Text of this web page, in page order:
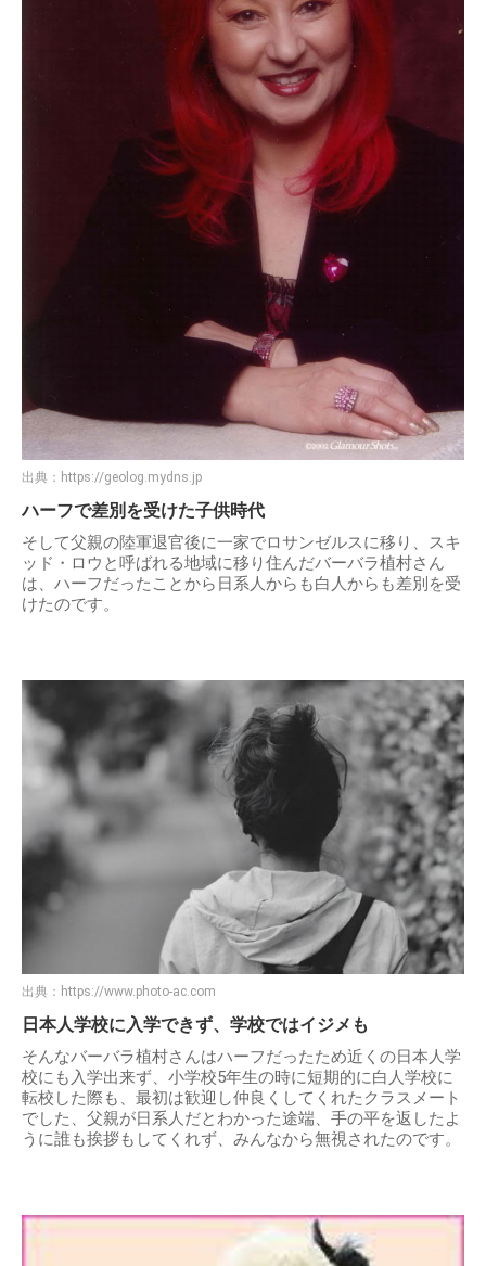
出典： https://geolog.mydns.jp
ハーフで差別を受けた子供時代
そして父親の陸軍退官後に一家でロサンゼルスに移り、スキ
ッド・ロウと呼ばれる地域に移り住んだバーバラ植村さん
は、ハーフだったことから日系人からも白人からも差別を受
けたのです。
出典： https://www.photo-ac.com
日本人学校に入学できず、学校ではイジメも
そんなバーバラ植村さんはハーフだったため近くの日本人学
校にも入学出来ず、小学校5年生の時に短期的に白人学校に
転校した際も、最初は歓迎し仲良くしてくれたクラスメート
でした、父親が日系人だとわかった途端、手の平を返したよ
うに誰も挨拶もしてくれず、みんなから無視されたのです。